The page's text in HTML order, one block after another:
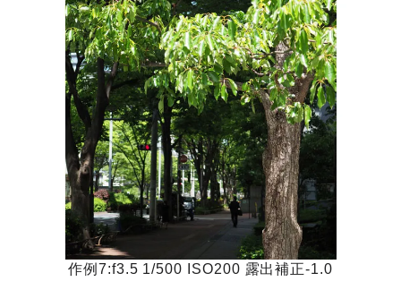
作例7:f3.5 1/500 ISO200 露出補正-1.0